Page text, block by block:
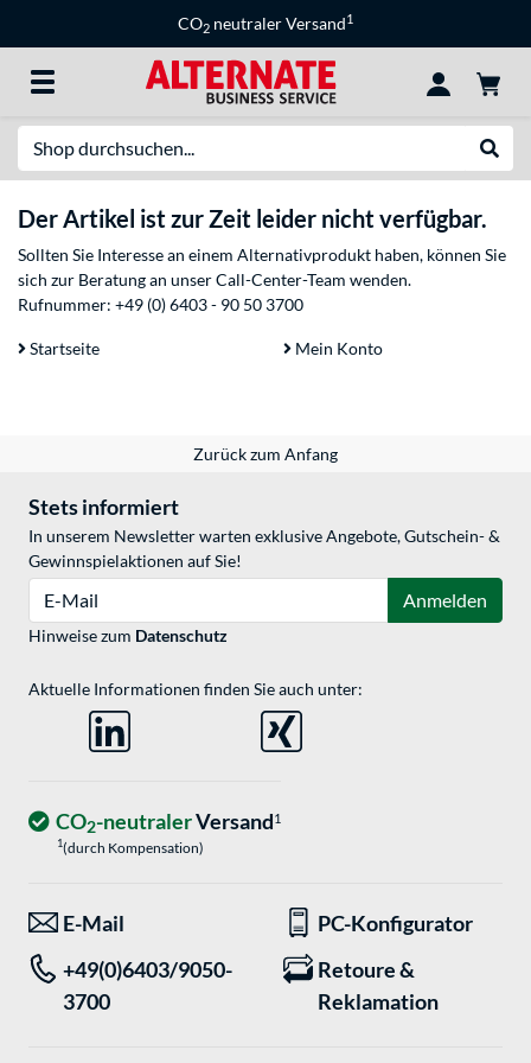
CO2 neutraler Versand1
Der Artikel ist zur Zeit leider nicht verfügbar.
Sollten Sie Interesse an einem Alternativprodukt haben, können Sie
sich zur Beratung an unser Call-Center-Team wenden.
Rufnummer: +49 (0) 6403 - 90 50 3700
Startseite Mein Konto
Zurück zum Anfang
Stets informiert
In unserem Newsletter warten exklusive Angebote, Gutschein- &
Gewinnspielaktionen auf Sie!
Anmelden
Hinweise zum Datenschutz
Aktuelle Informationen finden Sie auch unter:
CO2-neutralerVersand1
1(durch Kompensation)
E-Mail
PC-Konfigurator
+49(0)6403/9050-
3700
Retoure &
Reklamation